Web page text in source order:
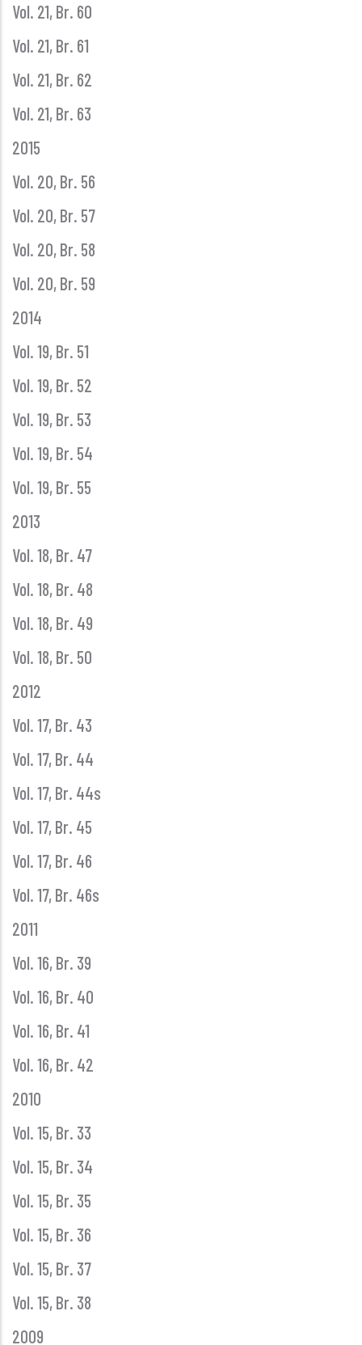
Vol. 21, Br. 60
Vol. 21, Br. 61
Vol. 21, Br. 62
Vol. 21, Br. 63
2015
Vol. 20, Br. 56
Vol. 20, Br. 57
Vol. 20, Br. 58
Vol. 20, Br. 59
2014
Vol. 19, Br. 51
Vol. 19, Br. 52
Vol. 19, Br. 53
Vol. 19, Br. 54
Vol. 19, Br. 55
2013
Vol. 18, Br. 47
Vol. 18, Br. 48
Vol. 18, Br. 49
Vol. 18, Br. 50
2012
Vol. 17, Br. 43
Vol. 17, Br. 44
Vol. 17, Br. 44s
Vol. 17, Br. 45
Vol. 17, Br. 46
Vol. 17, Br. 46s
2011
Vol. 16, Br. 39
Vol. 16, Br. 40
Vol. 16, Br. 41
Vol. 16, Br. 42
2010
Vol. 15, Br. 33
Vol. 15, Br. 34
Vol. 15, Br. 35
Vol. 15, Br. 36
Vol. 15, Br. 37
Vol. 15, Br. 38
2009